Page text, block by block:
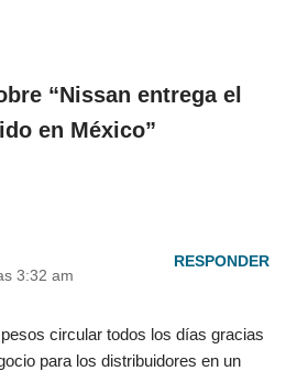
“Nissan entrega el
en México”
3:32 am
RESPONDER
circular todos los días gracias
para los distribuidores en un